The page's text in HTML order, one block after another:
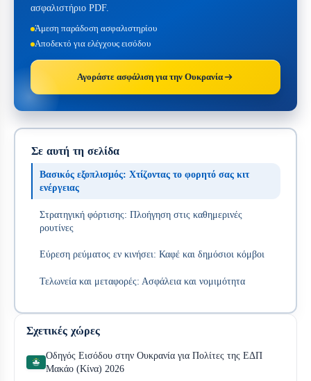
ασφαλιστήριο PDF.
Άμεση παράδοση ασφαλιστηρίου
Αποδεκτό για ελέγχους εισόδου
Αγοράστε ασφάλιση για την Ουκρανία
Σε αυτή τη σελίδα
Βασικός εξοπλισμός: Χτίζοντας το φορητό σας κιτ
ενέργειας
Στρατηγική φόρτισης: Πλοήγηση στις καθημερινές
ρουτίνες
Εύρεση ρεύματος εν κινήσει: Καφέ και δημόσιοι κόμβοι
Τελωνεία και μεταφορές: Ασφάλεια και νομιμότητα
Σχετικές χώρες
Οδηγός Εισόδου στην Ουκρανία για Πολίτες της ΕΔΠ
Μακάο (Κίνα) 2026